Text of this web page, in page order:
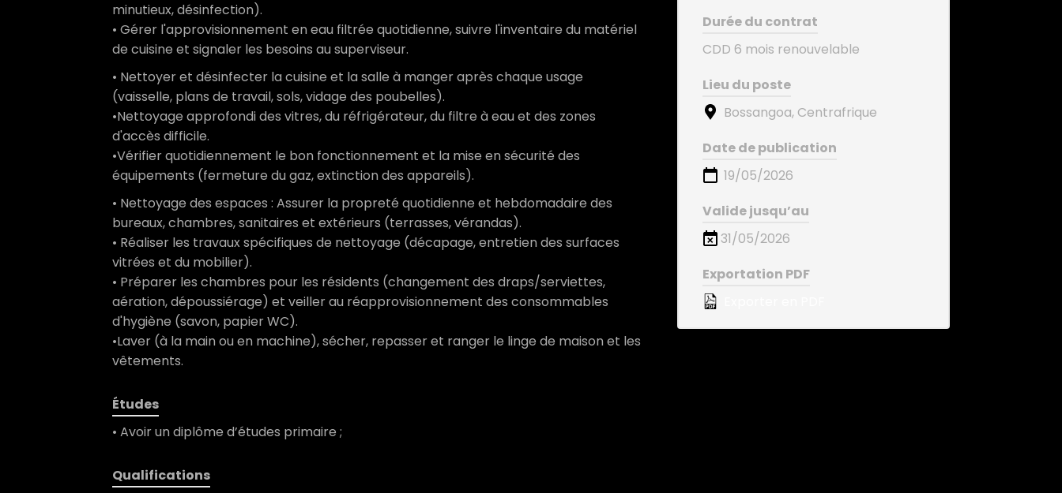
minutieux, désinfection).
• Gérer l'approvisionnement en eau filtrée quotidienne, suivre l'inventaire du matériel
de cuisine et signaler les besoins au superviseur.
• Nettoyer et désinfecter la cuisine et la salle à manger après chaque usage
(vaisselle, plans de travail, sols, vidage des poubelles).
•Nettoyage approfondi des vitres, du réfrigérateur, du filtre à eau et des zones
d'accès difficile.
•Vérifier quotidiennement le bon fonctionnement et la mise en sécurité des
équipements (fermeture du gaz, extinction des appareils).
• Nettoyage des espaces : Assurer la propreté quotidienne et hebdomadaire des
bureaux, chambres, sanitaires et extérieurs (terrasses, vérandas).
• Réaliser les travaux spécifiques de nettoyage (décapage, entretien des surfaces
vitrées et du mobilier).
• Préparer les chambres pour les résidents (changement des draps/serviettes,
aération, dépoussiérage) et veiller au réapprovisionnement des consommables
d'hygiène (savon, papier WC).
•Laver (à la main ou en machine), sécher, repasser et ranger le linge de maison et les
vêtements.
Études
• Avoir un diplôme d’études primaire ;
Qualifications
Durée du contrat
CDD 6 mois renouvelable
Lieu du poste
Bossangoa, Centrafrique
Date de publication
19/05/2026
Valide jusqu’au
31/05/2026
Exportation PDF